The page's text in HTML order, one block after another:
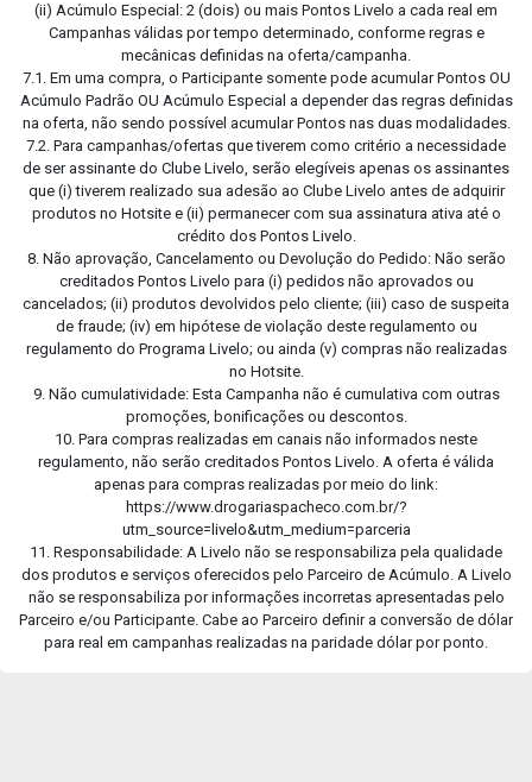
(ii) Acúmulo Especial: 2 (dois) ou mais Pontos Livelo a cada real em
Campanhas válidas por tempo determinado, conforme regras e
mecânicas definidas na oferta/campanha.
7.1. Em uma compra, o Participante somente pode acumular Pontos OU
Acúmulo Padrão OU Acúmulo Especial a depender das regras definidas
na oferta, não sendo possível acumular Pontos nas duas modalidades.
7.2. Para campanhas/ofertas que tiverem como critério a necessidade
de ser assinante do Clube Livelo, serão elegíveis apenas os assinantes
que (i) tiverem realizado sua adesão ao Clube Livelo antes de adquirir
produtos no Hotsite e (ii) permanecer com sua assinatura ativa até o
crédito dos Pontos Livelo.
8. Não aprovação, Cancelamento ou Devolução do Pedido: Não serão
creditados Pontos Livelo para (i) pedidos não aprovados ou
cancelados; (ii) produtos devolvidos pelo cliente; (iii) caso de suspeita
de fraude; (iv) em hipótese de violação deste regulamento ou
regulamento do Programa Livelo; ou ainda (v) compras não realizadas
no Hotsite.
9. Não cumulatividade: Esta Campanha não é cumulativa com outras
promoções, bonificações ou descontos.
10. Para compras realizadas em canais não informados neste
regulamento, não serão creditados Pontos Livelo. A oferta é válida
apenas para compras realizadas por meio do link:
https://www.drogariaspacheco.com.br/?
utm_source=livelo&utm_medium=parceria
11. Responsabilidade: A Livelo não se responsabiliza pela qualidade
dos produtos e serviços oferecidos pelo Parceiro de Acúmulo. A Livelo
não se responsabiliza por informações incorretas apresentadas pelo
Parceiro e/ou Participante. Cabe ao Parceiro definir a conversão de dólar
para real em campanhas realizadas na paridade dólar por ponto.